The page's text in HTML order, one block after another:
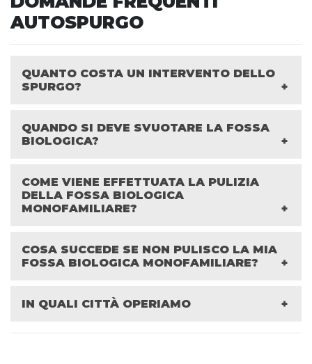
AUTOSPURGO
QUANTO COSTA UN INTERVENTO DELLO
SPURGO?
QUANDO SI DEVE SVUOTARE LA FOSSA
BIOLOGICA?
COME VIENE EFFETTUATA LA PULIZIA
DELLA FOSSA BIOLOGICA
MONOFAMILIARE?
COSA SUCCEDE SE NON PULISCO LA MIA
FOSSA BIOLOGICA MONOFAMILIARE?
IN QUALI CITTÀ OPERIAMO